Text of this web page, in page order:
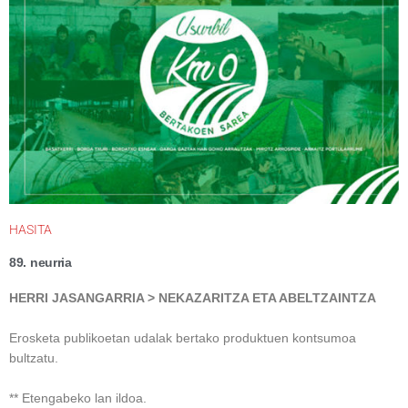
HASITA
89. neurria
HERRI JASANGARRIA > N E KAZARITZA ETA ABELTZAINTZA
Erosketa publikoetan udalak bertako produktuen kontsumoa
bultzatu.
** Etengabeko lan ildoa.